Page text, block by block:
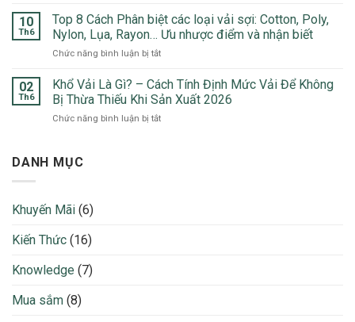
Mặc
2026
Chất
Liệu
Chuộng
2026
Xô
Đũi
Là
Gì?
Ứng
Dụng
Bật
10
Th6
Top 8 Cách Phân biệt các loại vải sợi: Cotton, Poly,
Nylon, Lụa, Rayon… Ưu nhược điểm và nhận biết
Chức năng bình luận bị tắtở
8
Cách
Phân
biệt
02
Th6
Khổ Vải Là Gì? – Cách Tính Định Mức Vải Để Không
Bị Thừa Thiếu Khi Sản Xuất 2026
Chức năng bình luận bị tắtở
DANH MỤC
Khuyến Mãi (6)
Kiến Thức (16)
Knowledge (7)
Mua sắm (8)